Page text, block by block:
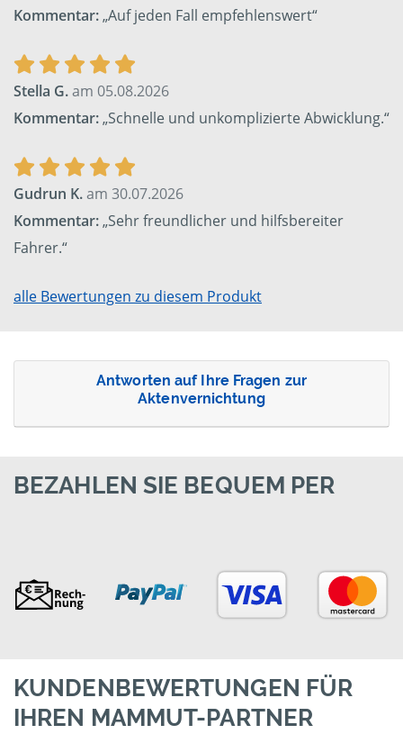
Kommentar:„Auf jeden Fall empfehlenswert“
Stella G.am 05.08.2026
Kommentar:„Schnelle und unkomplizierte Abwicklung.“
Gudrun K.am 30.07.2026
Kommentar:„Sehr freundlicher und hilfsbereiter
Fahrer.“
alle Bewertungen zu diesem Produkt
Antworten auf Ihre Fragen zur
Aktenvernichtung
BEZAHLEN SIE BEQUEM PER
KUNDENBEWERTUNGEN FÜR
IHREN MAMMUT-PARTNER